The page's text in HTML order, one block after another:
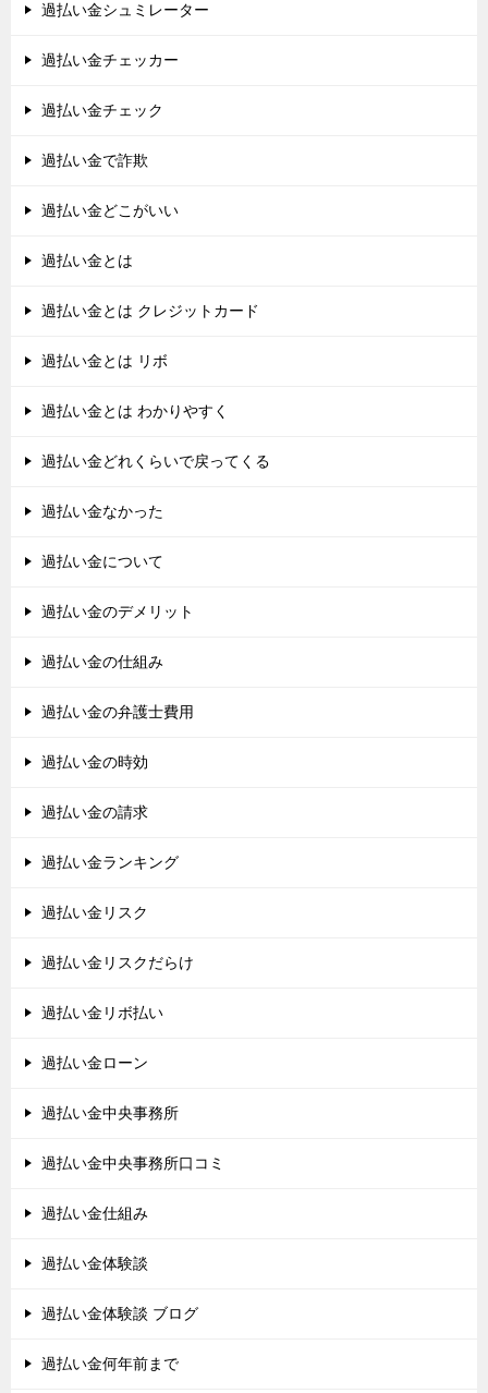
過払い金シュミレーター
過払い金チェッカー
過払い金チェック
過払い金で詐欺
過払い金どこがいい
過払い金とは
過払い金とは クレジットカード
過払い金とは リボ
過払い金とは わかりやすく
過払い金どれくらいで戻ってくる
過払い金なかった
過払い金について
過払い金のデメリット
過払い金の仕組み
過払い金の弁護士費用
過払い金の時効
過払い金の請求
過払い金ランキング
過払い金リスク
過払い金リスクだらけ
過払い金リボ払い
過払い金ローン
過払い金中央事務所
過払い金中央事務所口コミ
過払い金仕組み
過払い金体験談
過払い金体験談 ブログ
過払い金何年前まで